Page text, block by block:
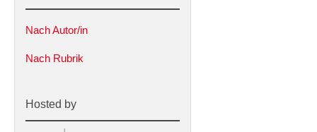
Nach Autor/in
Nach Rubrik
Hosted by